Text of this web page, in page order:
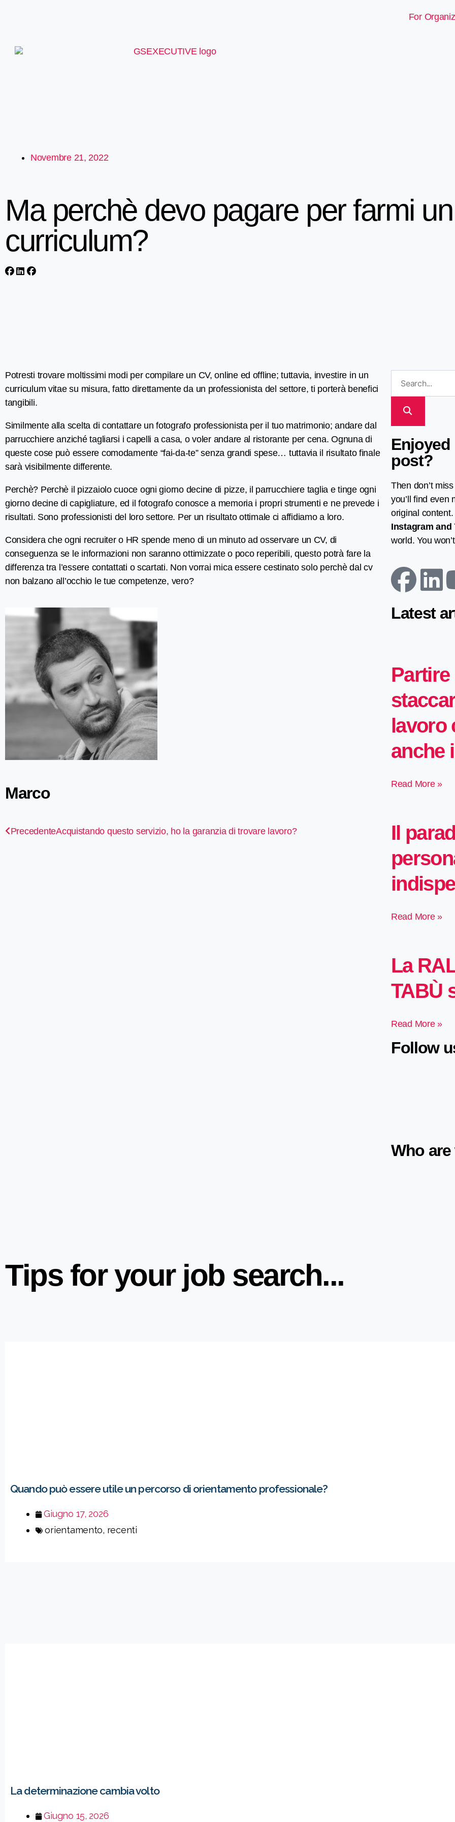
For
Novembre 21, 2022
Ma perchè devo pagare per farmi un
curriculum?
Potresti trovare moltissimi modi per compilare un CV, online ed offline; tuttavia, investire in un
curriculum vitae su misura, fatto direttamente da un professionista del settore, ti porterà benefici
tangibili.
Similmente alla scelta di contattare un fotografo professionista per il tuo matrimonio; andare dal
parrucchiere anziché tagliarsi i capelli a casa, o voler andare al ristorante per cena. Ognuna di
queste cose può essere comodamente “fai-da-te” senza grandi spese… tuttavia il risultato finale
sarà visibilmente differente.
Perchè? Perchè il pizzaiolo cuoce ogni giorno decine di pizze, il parrucchiere taglia e tinge ogni
giorno decine di capigliature, ed il fotografo conosce a memoria i propri strumenti e ne prevede i
risultati. Sono professionisti del loro settore. Per un risultato ottimale ci affidiamo a loro.
Considera che ogni recruiter o HR spende meno di un minuto ad osservare un CV, di
conseguenza se le informazioni non saranno ottimizzate o poco reperibili, questo potrà fare la
differenza tra l’essere contattati o scartati. Non vorrai mica essere cestinato solo perchè dal cv
non balzano all’occhio le tue competenze, vero?
Marco
PrecedenteAcquistando questo servizio, ho la garanzia di trovare lavoro?
post?
Then don’t
you’ll find even
original
Instagram and
world. You
Latest
Partire
lavoro
anche
Read More »
Il
Read More »
La
TABÙ
Read More »
Follow
Who are
Tips for your job search...
Quando può essere utile un percorso di orientamento professionale?
Giugno 17, 2026
orientamento, recenti
La determinazione cambia volto
Giugno 15, 2026